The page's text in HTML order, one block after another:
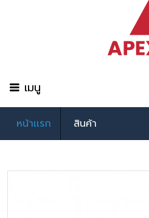
เมนู
หน้าเเรก สินค้า